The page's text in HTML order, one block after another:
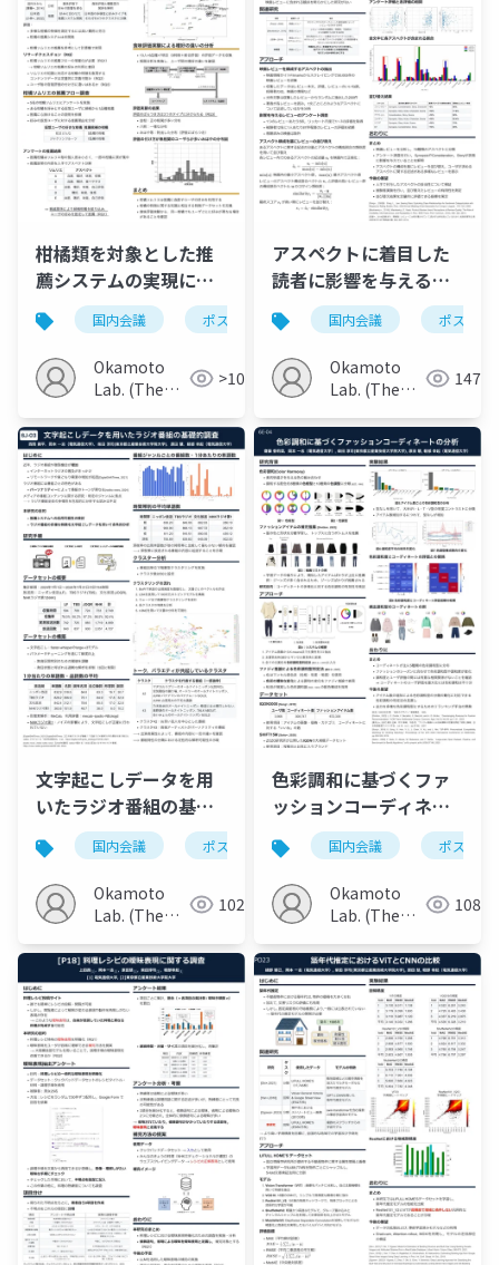
柑橘類を対象とした推
薦システムの実現に向
けた基礎的調査
国内会議 ポスター
Okamoto
Lab. (The
Electro-
Communications)
>100
アスペクトに着目した
読者に影響を与える映
画レビューの分析
国内会議 ポスター
Okamoto
Lab. (The
Electro-
Communications)
147
文字起こしデータを用
いたラジオ番組の基礎
的調査 国内会議 ポスター
Okamoto
Lab. (The
Electro-
Communications)
102
色彩調和に基づくファ
ッションコーディネー
トの分析国内会議 ポスター
Okamoto
Lab. (The
Electro-
Communications)
108